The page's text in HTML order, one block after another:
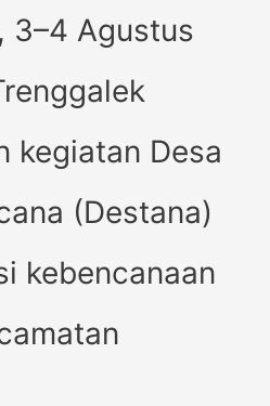
3–4 Agustus
kegiatan Desa
(Destana)
kebencanaan